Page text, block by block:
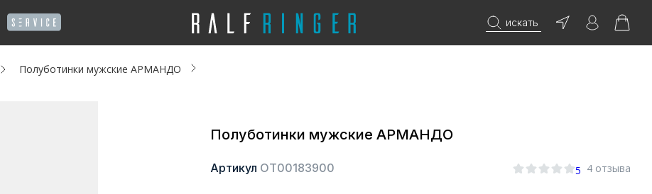
искать
Полуботинки мужские АРМАНДО
Полуботинки мужские АРМАНДО
Артикул ОТ00183900 5 4 отзыва